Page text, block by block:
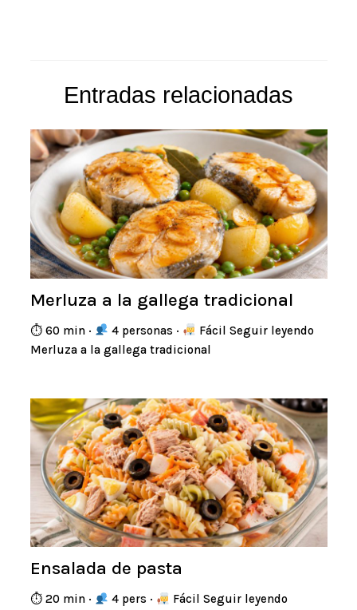
Entradas relacionadas
Merluza a la gallega tradicional
⏱ 60 min · 4 personas ·
Fácil Seguir leyendo
Merluza a la gallega tradicional
Ensalada de pasta
⏱ 20 min · 4 pers ·
Fácil Seguir leyendo